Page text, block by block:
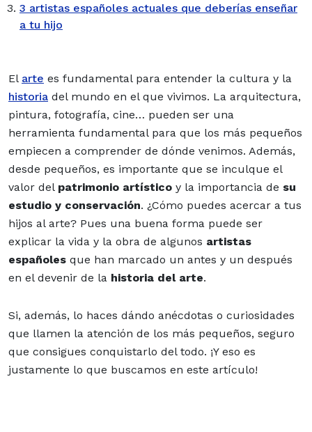
3 artistas españoles actuales que deberías enseñar
a tu hijo
El arte es fundamentalpara entender la cultura y la
historia del mundo en el que vivimos. La arquitectura,
pintura, fotografía, cine… pueden ser una
herramienta fundamental para que los más pequeños
empiecen a comprender de dónde venimos. Además,
desde pequeños, es importante que se inculque el
valor del patrimonio artístico y la importancia de su
estudio y conservación. ¿Cómo puedes acercar a tus
hijos al arte? Pues una buena forma puede ser
explicar la vida y la obra de algunos artistas
españoles que han marcado un antes y un después
en el devenir de la historia del arte.
Si, además, lo haces dándo anécdotas o curiosidades
que llamen la atención de los más pequeños, seguro
que consigues conquistarlo del todo. ¡Y eso es
justamente lo que buscamos en este artículo!